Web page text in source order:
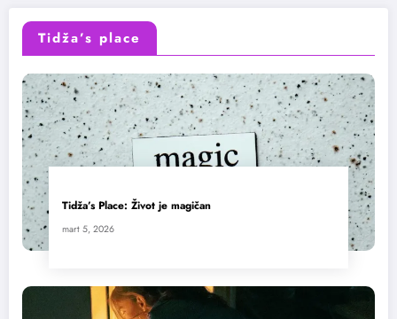
Tidža’s place
Tidža’s Place: Život je magičan
mart 5, 2026